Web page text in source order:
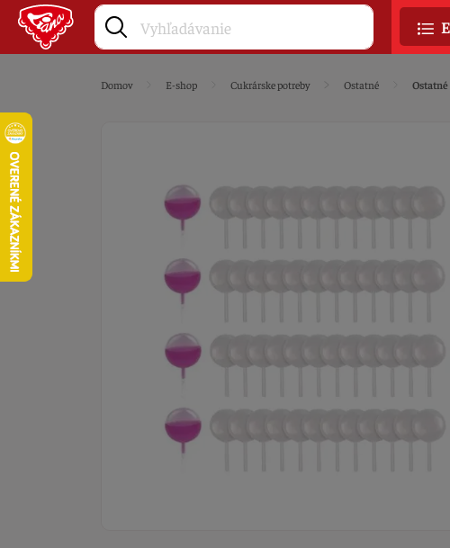
Domov E-shop Cukrárske potreby Ostatné